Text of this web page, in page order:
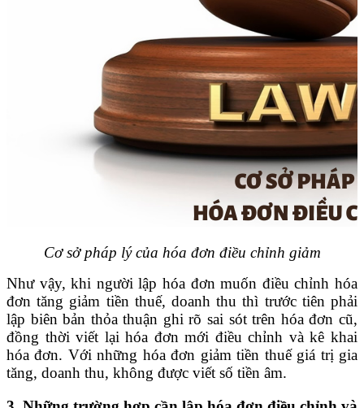
Cơ sở pháp lý của hóa đơn điều chỉnh giảm
Như vậy, khi người lập hóa đơn muốn điều chỉnh hóa
đơn tăng giảm tiền thuế, doanh thu thì trước tiên phải
lập biên bản thỏa thuận ghi rõ sai sót trên hóa đơn cũ,
đồng thời viết lại hóa đơn mới điều chỉnh và kê khai
hóa đơn. Với những hóa đơn giảm tiền thuế giá trị gia
tăng, doanh thu, không được viết số tiền âm.